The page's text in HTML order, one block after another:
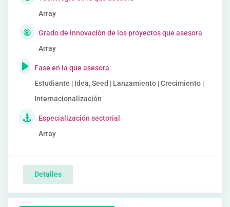
Array
Grado de innovación de los proyectos que asesora
Array
Fase en la que asesora
Estudiante | Idea, Seed | Lanzamiento | Crecimiento |
Internacionalización
Especialización sectorial
Array
Detalles